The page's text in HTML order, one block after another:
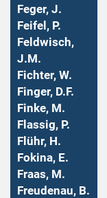
Feger, J.
Feifel, P.
Feldwisch,
J.M.
Fichter, W.
Finger, D.F.
Finke, M.
Flassig, P.
Flühr, H.
Fokina, E.
Fraas, M.
Freudenau, B.